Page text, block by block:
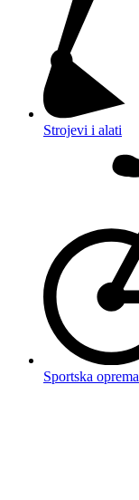
Strojevi i alati
Sportska oprema